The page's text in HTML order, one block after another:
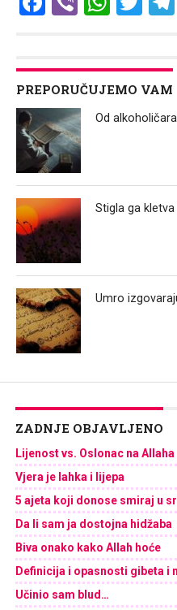
PREPORUČUJEMO VAM
Od
Stigla ga
Umro
ZADNJE OBJAVLJENO
Lijenost vs. Oslonac na Allaha
Vjera je lahka i lijepa
5 ajeta koji donose smiraj u
Da li sam ja dostojna hidžaba
Biva onako kako Allah hoće
Definicija i opasnosti gibeta i
Učinio sam blud…